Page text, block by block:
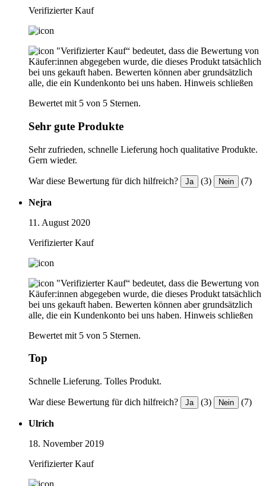
Verifizierter Kauf
"Verifizierter Kauf“ bedeutet, dass die Bewertung von
Käufer:innen abgegeben wurde, die dieses Produkt tatsächlich
bei uns gekauft haben. Bewerten können aber grundsätzlich
alle, die ein Kundenkonto bei uns haben. Hinweis schließen
Bewertet mit 5 von 5 Sternen.
Sehr gute Produkte
Sehr zufrieden, schnelle Lieferung hoch qualitative Produkte.
Gern wieder.
War diese Bewertung für dich hilfreich? Ja (3) Nein (7)
Nejra
11. August 2020
Verifizierter Kauf
"Verifizierter Kauf“ bedeutet, dass die Bewertung von
Käufer:innen abgegeben wurde, die dieses Produkt tatsächlich
bei uns gekauft haben. Bewerten können aber grundsätzlich
alle, die ein Kundenkonto bei uns haben. Hinweis schließen
Bewertet mit 5 von 5 Sternen.
Top
Schnelle Lieferung. Tolles Produkt.
War diese Bewertung für dich hilfreich? Ja (3) Nein (7)
Ulrich
18. November 2019
Verifizierter Kauf